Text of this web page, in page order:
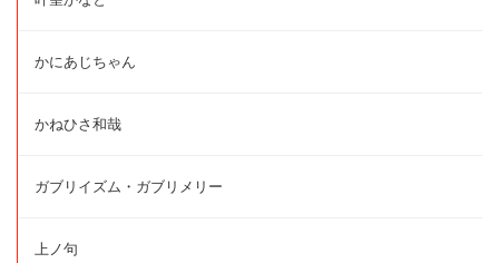
かにあじちゃん
かねひさ和哉
ガブリイズム・ガブリメリー
上ノ句